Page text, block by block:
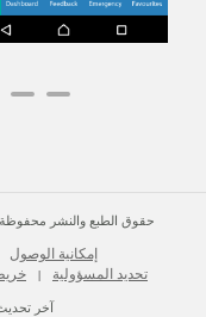
حقوق الطبع والنشر محفوظة
إمكانية الوصول
تحديد المسؤولية |
آخر